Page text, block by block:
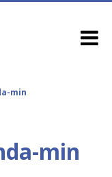
min
min